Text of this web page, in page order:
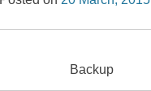
Backup